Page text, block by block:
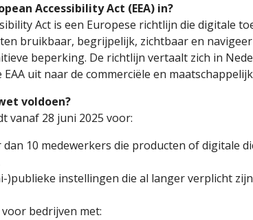
Accessibility Act (EEA) in?
Act is een Europese richtlijn die digitale
bruikbaar, begrijpelijk, zichtbaar en
beperking. De richtlijn vertaalt zich in
uit naar de commerciële en
voldoen?
vanaf 28 juni 2025 voor:
10 medewerkers die producten of digitale
)publieke instellingen die al langer verplicht
bedrijven met: